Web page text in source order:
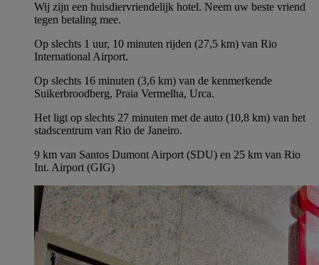
Wij zijn een huisdiervriendelijk hotel. Neem uw beste vriend
tegen betaling mee.
Op slechts 1 uur, 10 minuten rijden (27,5 km) van Rio
International Airport.
Op slechts 16 minuten (3,6 km) van de kenmerkende
Suikerbroodberg, Praia Vermelha, Urca.
Het ligt op slechts 27 minuten met de auto (10,8 km) van het
stadscentrum van Rio de Janeiro.
9 km van Santos Dumont Airport (SDU) en 25 km van Rio
Int. Airport (GIG)